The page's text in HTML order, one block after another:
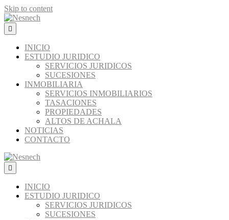
Skip to content
INICIO
ESTUDIO JURIDICO
SERVICIOS JURIDICOS
SUCESIONES
INMOBILIARIA
SERVICIOS INMOBILIARIOS
TASACIONES
PROPIEDADES
ALTOS DE ACHALA
NOTICIAS
CONTACTO
INICIO
ESTUDIO JURIDICO
SERVICIOS JURIDICOS
SUCESIONES